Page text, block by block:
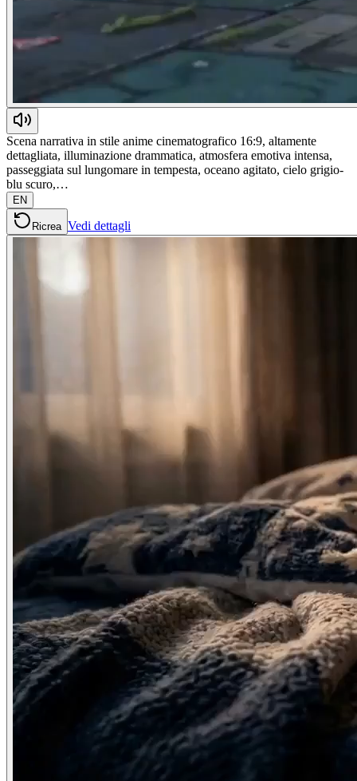
Scena narrativa in stile anime cinematografico 16:9, altamente
dettagliata, illuminazione drammatica, atmosfera emotiva intensa,
passeggiata sul lungomare in tempesta, oceano agitato, cielo grigio-
blu scuro,…
EN
Ricrea Vedi dettagli